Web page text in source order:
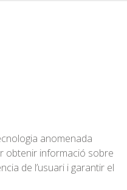
anomenada
obtenir informació sobre
de l’usuari i garantir el